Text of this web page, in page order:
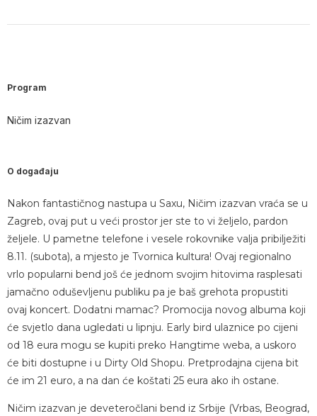
Program
Ničim izazvan
O događaju
Nakon fantastičnog nastupa u Saxu, Ničim izazvan vraća se u
Zagreb, ovaj put u veći prostor jer ste to vi željelo, pardon
željele. U pametne telefone i vesele rokovnike valja pribilježiti
8.11. (subota), a mjesto je Tvornica kultura! Ovaj regionalno
vrlo popularni bend još će jednom svojim hitovima rasplesati
jamačno oduševljenu publiku pa je baš grehota propustiti
ovaj koncert. Dodatni mamac? Promocija novog albuma koji
će svjetlo dana ugledati u lipnju. Early bird ulaznice po cijeni
od 18 eura mogu se kupiti preko Hangtime weba, a uskoro
će biti dostupne i u Dirty Old Shopu. Pretprodajna cijena bit
će im 21 euro, a na dan će koštati 25 eura ako ih ostane.
Ničim izazvan je deveteročlani bend iz Srbije (Vrbas, Beograd,